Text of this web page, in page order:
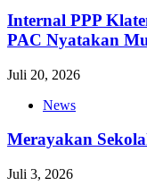
Internal PPP
PAC Nyatakan
Juli 20, 2026
News
Merayakan
Juli 3, 2026